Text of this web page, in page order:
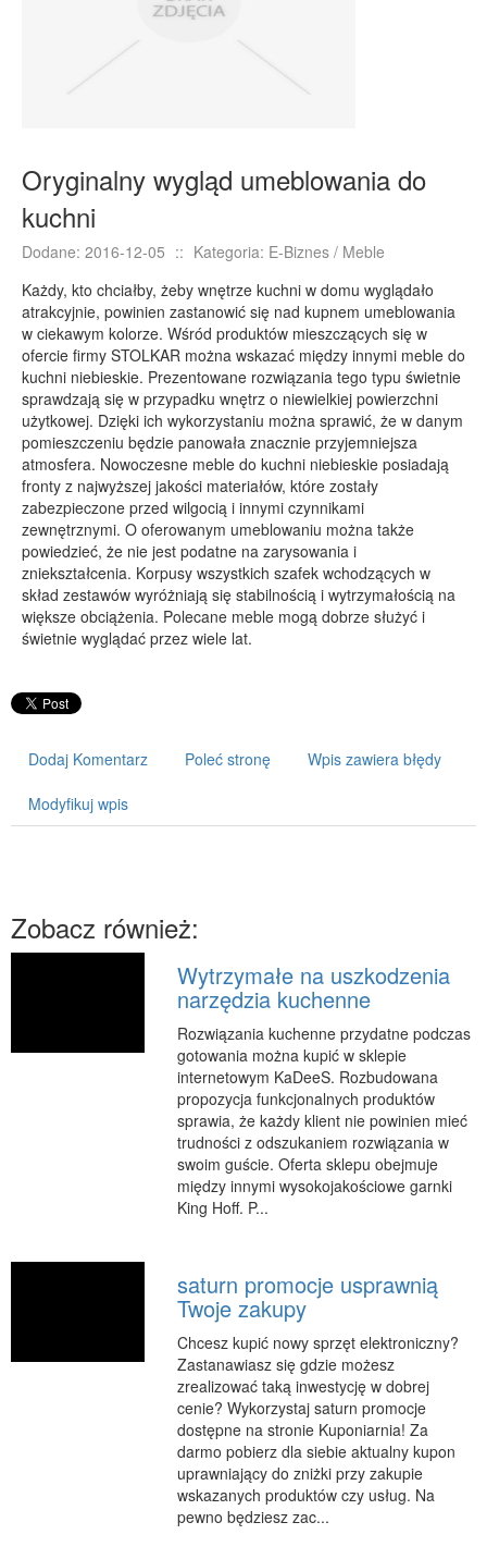
Biżuteria
Dla Dzieci
Wyposażenie Łazienki
Odzież
Sport
Elektronika, RTV, AGD
Art. Dla Zwierząt
Ogród, Rośliny
Chemia
Art. Spożywcze
Materiały Eksploatacyjne
Inne Sklepy
PRZYRZĄDY
Maszyny
Narzędzia
Przemysł Metalowy
Transport
Wynajem
Salony, Komisy
Materiały Reklamowe
Imprezy Integracyjne
Zajęcia Sportowe i Rekreacyjne
Restauracje, Catering
Adwokaci, Porady Prawne
Sprzątanie, Porządkowanie
Oryginalny wygląd umeblowania do
kuchni
Dodane: 2016-12-05 :: Kategoria: E-Biznes / Meble
Każdy, kto chciałby, żeby wnętrze kuchni w domu wyglądało
atrakcyjnie, powinien zastanowić się nad kupnem umeblowania
w ciekawym kolorze. Wśród produktów mieszczących się w
ofercie firmy STOLKAR można wskazać między innymi meble do
kuchni niebieskie. Prezentowane rozwiązania tego typu świetnie
sprawdzają się w przypadku wnętrz o niewielkiej powierzchni
użytkowej. Dzięki ich wykorzystaniu można sprawić, że w danym
pomieszczeniu będzie panowała znacznie przyjemniejsza
atmosfera. Nowoczesne meble do kuchni niebieskie posiadają
fronty z najwyższej jakości materiałów, które zostały
zabezpieczone przed wilgocią i innymi czynnikami
zewnętrznymi. O oferowanym umeblowaniu można także
powiedzieć, że nie jest podatne na zarysowania i
zniekształcenia. Korpusy wszystkich szafek wchodzących w
skład zestawów wyróżniają się stabilnością i wytrzymałością na
większe obciążenia. Polecane meble mogą dobrze służyć i
świetnie wyglądać przez wiele lat.
Dodaj Komentarz Poleć stronę Wpis zawiera błędy
Modyfikuj wpis
Zobacz również:
Wytrzymałe na uszkodzenia
narzędzia kuchenne
Rozwiązania kuchenne przydatne podczas
gotowania można kupić w sklepie
internetowym KaDeeS. Rozbudowana
propozycja funkcjonalnych produktów
sprawia, że każdy klient nie powinien mieć
trudności z odszukaniem rozwiązania w
swoim guście. Oferta sklepu obejmuje
między innymi wysokojakościowe garnki
King Hoff. P...
saturn promocje usprawnią
Twoje zakupy
Chcesz kupić nowy sprzęt elektroniczny?
Zastanawiasz się gdzie możesz
zrealizować taką inwestycję w dobrej
cenie? Wykorzystaj saturn promocje
dostępne na stronie Kuponiarnia! Za
darmo pobierz dla siebie aktualny kupon
uprawniający do zniżki przy zakupie
wskazanych produktów czy usług. Na
pewno będziesz zac...